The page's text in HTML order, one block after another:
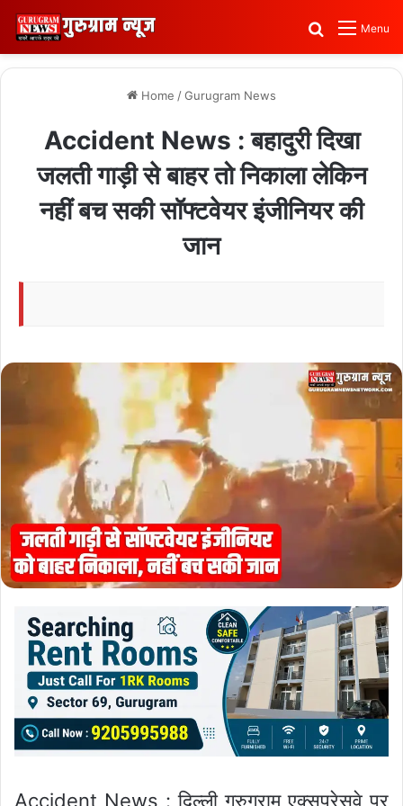
Menu
Search for
Home /Gurugram News
Accident News : बहादुरी दिखा
जलती गाड़ी से बाहर तो निकाला लेकिन
नहीं बच सकी सॉफ्टवेयर इंजीनियर की
जान
Accident News : दिल्ली गुरुग्राम एक्सप्रेसवे पर